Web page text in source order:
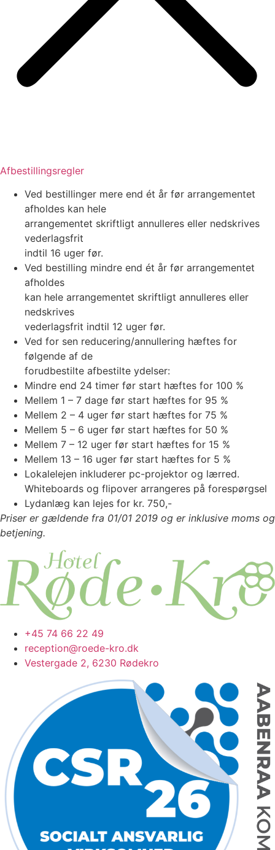
Afbestillingsregler
Ved bestillinger mere end ét år før arrangementet
afholdes kan hele
arrangementet skriftligt annulleres eller nedskrives
vederlagsfrit
indtil 16 uger før.
Ved bestilling mindre end ét år før arrangementet
afholdes
kan hele arrangementet skriftligt annulleres eller
nedskrives
vederlagsfrit indtil 12 uger før.
Ved for sen reducering/annullering hæftes for
følgende af de
forudbestilte afbestilte ydelser:
Mindre end 24 timer før start hæftes for 100 %
Mellem 1 – 7 dage før start hæftes for 95 %
Mellem 2 – 4 uger før start hæftes for 75 %
Mellem 5 – 6 uger før start hæftes for 50 %
Mellem 7 – 12 uger før start hæftes for 15 %
Mellem 13 – 16 uger før start hæftes for 5 %
Lokalelejen inkluderer pc-projektor og lærred.
Whiteboards og flipover arrangeres på forespørgsel
Lydanlæg kan lejes for kr. 750,-
Priser er gældende fra 01/01 2019 og er inklusive moms og
betjening.
+45 74 66 22 49
reception@roede-kro.dk
Vestergade 2, 6230 Rødekro